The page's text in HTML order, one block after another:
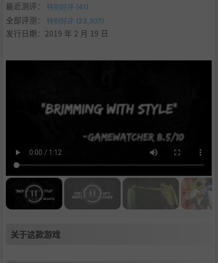
最近测评：
特别好评 (41)
全部评测： 特别好评 (23,307)
发行日期：2019 年 2 月 19 日
关于这款游戏